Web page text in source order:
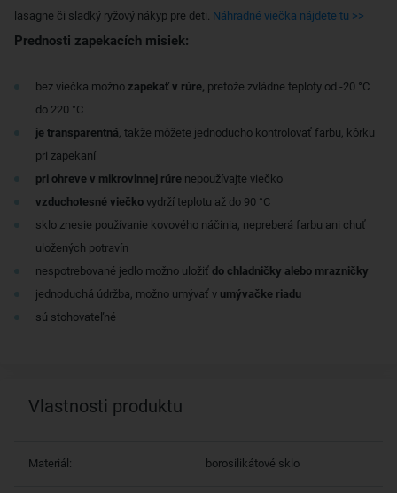
lasagne či sladký ryžový nákyp pre deti. Náhradné viečka nájdete tu >>
Prednosti zapekacích misiek:
bez viečka možno zapekať v rúre, pretože zvládne teploty od -20 °C
do 220 °C
je transparentná, takže môžete jednoducho kontrolovať farbu, kôrku
pri zapekaní
pri ohreve v mikrovlnnej rúre nepoužívajte viečko
vzduchotesné viečko vydrží teplotu až do 90 °C
sklo znesie používanie kovového náčinia, nepreberá farbu ani chuť
uložených potravín
nespotrebované jedlo možno uložiť do chladničky alebo mrazničky
jednoduchá údržba, možno umývať v umývačke riadu
sú stohovateľné
Vlastnosti produktu
Materiál: borosilikátové sklo